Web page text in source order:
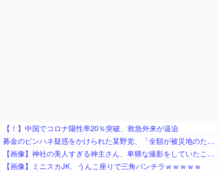
【！】中国でコロナ陽性率20％突破、救急外来が逼迫
募金のピンハネ疑惑をかけられた某野党、「全額が被災地のために使用されます」と議員が反論するも……
【画像】神社の美人すぎる神主さん、卑猥な撮影をしていたことが判明ｗｗｗｗｗｗｗｗ
【画像】ミニスカJK、うんこ座りで三角パンチラｗｗｗｗｗ